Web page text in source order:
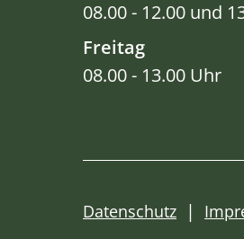
08.00 - 12.00 und
Freitag
08.00 - 13.00 Uhr
Datenschutz